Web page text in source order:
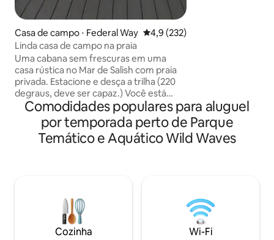
Casa de campo ⋅ Federal Way 4,9 de uma avaliação média de
4,9 (232)
Linda casa de campo na praia
Uma cabana sem frescuras em uma
casa rústica no Mar de Salish com praia
privada. Estacione e desça a trilha (220
degraus, deve ser capaz.) Você está
bem na água! Cozinha completa,
máquina de café Keurig (traga copos K)
microondas, forno, geladeira, máquina
de água quente, filtro de água, máquina
não é uma casa de festas, sem animais
de estimação ou escavação de mariscos.
Crianças pequenas não recomendadas
devido a escadas.) Sinal de celular forte!
infinitas
Pacífico. Experimente a diversão do
verão e a
Comodidades populares para aluguel
por temporada perto de Parque
Temático e Aquático Wild Waves
Cozinha Wi-Fi